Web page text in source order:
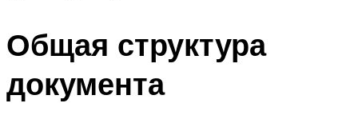
Общая структура
документа